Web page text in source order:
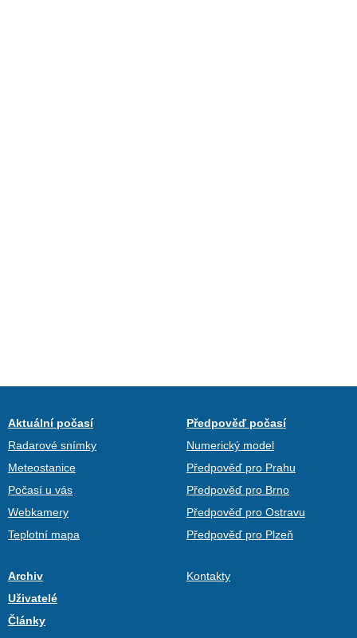
Aktuální počasí
Radarové snímky
Meteostanice
Počasí u vás
Webkamery
Teplotní mapa
Předpověď počasí
Numerický model
Předpověď pro Prahu
Předpověď pro Brno
Předpověď pro Ostravu
Předpověď pro Plzeň
Archiv
Uživatelé
Články
Kontakty